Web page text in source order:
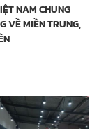
NAM CHUNG
VỀ MIỀN TRUNG,